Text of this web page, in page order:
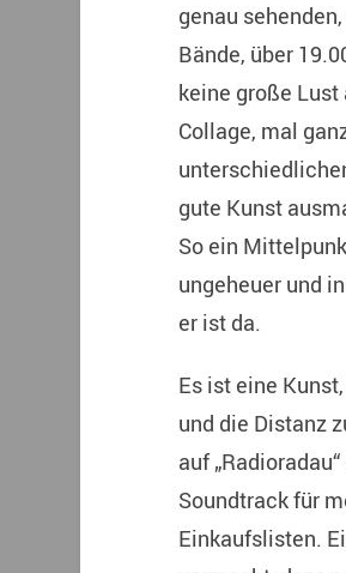
genau
Bände, über
keine große Lust
Collage, mal
gute Kunst
So ein
ungeheuer und
er ist da.
Es ist eine
und die Distanz
auf
Soundtrack für
Einkaufslisten.